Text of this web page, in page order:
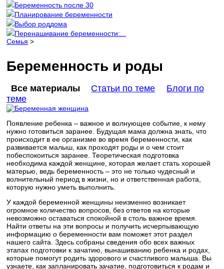
Беременность после 30
Планирование беременности
Выбор роддома
Перенашивание беременности:...
Семья >
Беременность и роды
Все материалы Статьи по теме
Блоги по
теме
Появление ребенка – важное и волнующее событие, к нему
нужно готовиться заранее. Будущая мама должна знать, что
происходит в ее организме во время беременности, как
развивается малыш, как проходят роды и о чем стоит
побеспокоиться заранее. Теоретическая подготовка
необходима каждой женщине, которая желает стать хорошей
матерью, ведь беременность – это не только чудесный и
волнительный период в жизни, но и ответственная работа,
которую нужно уметь выполнить.
У каждой беременной женщины неизменно возникает
огромное количество вопросов, без ответов на которые
невозможно оставаться спокойной в столь важное время.
Найти ответы на эти вопросы и получить исчерпывающую
информацию о беременности вам поможет этот раздел
нашего сайта. Здесь собраны сведения обо всех важных
этапах подготовки к зачатию, вынашиванию ребенка и родах,
которые помогут родить здорового и счастливого малыша. Вы
узнаете, как запланировать зачатие, подготовиться к родам и